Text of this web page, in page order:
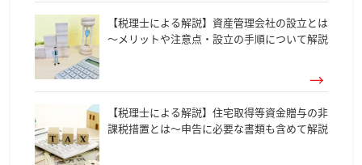
【税理士による解説】資産管理会社の設立とは
～メリットや注意点・設立の手順について解説
【税理士による解説】住宅取得等資金贈与の非
課税措置とは～申告に必要な書類も含めて解説